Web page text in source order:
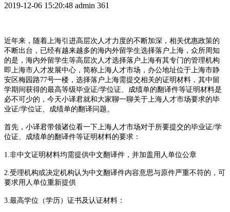
2019-12-06 15:20:48 admin 361
近年来，随着上海引进高层次人才力度的不断加深，相关优惠政策的
不断出台，已经有越来越多的海内外留学生选择落户上海，众所周知
的是，海内外留学生等高层次人才选择落户上海有其专门的管理机构
即上海市人才发展中心，简称上海人才市场，办公地址位于上海市静
安区梅园路77号一楼，选择落户上海需提交相关的证明材料，其中留
学期间获得的最高等级毕业证/学位证、成绩单的翻译件等证明材料是
必不可少的，今天小译君就和大家聊一聊关于上海人才市场要求的毕
业证/学位证、成绩单的翻译问题。
首先，小译君带领诸位看一下上海人才市场对于所要提交的毕业证/学
位证、成绩单的翻译件等证明材料的要求：
1 非中文证明材料均需提供中文翻译件，并加盖用人单位公章
2 受理机构或决定机构认为中文翻译件内容意思与原件严重不符的，可
要求用人单位重新提供
3. 最高学位（学历）证书及认证材料：